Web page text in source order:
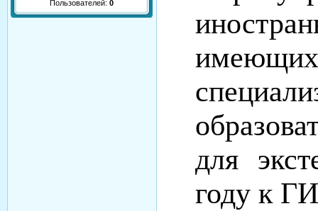
Пользователей: 0
для
году к